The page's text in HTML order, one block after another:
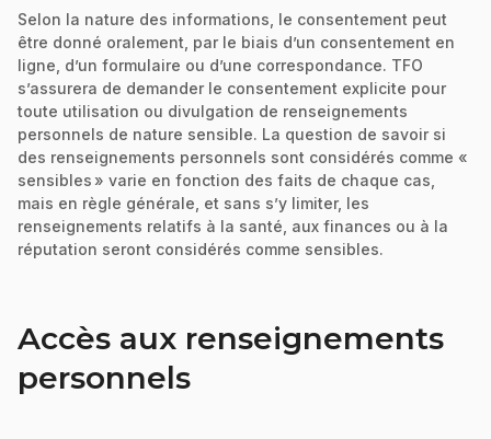
Selon la nature des informations, le consentement peut
être donné oralement, par le biais d’un consentement en
ligne, d’un formulaire ou d’une correspondance. TFO
s’assurera de demander le consentement explicite pour
toute utilisation ou divulgation de renseignements
personnels de nature sensible. La question de savoir si
des renseignements personnels sont considérés comme «
sensibles » varie en fonction des faits de chaque cas,
mais en règle générale, et sans s’y limiter, les
renseignements relatifs à la santé, aux finances ou à la
réputation seront considérés comme sensibles.
Accès aux renseignements
personnels